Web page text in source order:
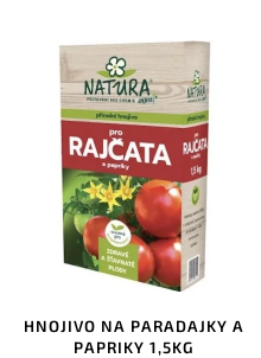
HNOJIVO NA PARADAJKY A
PAPRIKY 1,5KG